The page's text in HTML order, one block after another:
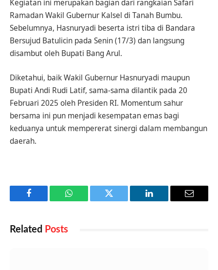
Kegiatan ini merupakan bagian dari rangkaian Safari
Ramadan Wakil Gubernur Kalsel di Tanah Bumbu.
Sebelumnya, Hasnuryadi beserta istri tiba di Bandara
Bersujud Batulicin pada Senin (17/3) dan langsung
disambut oleh Bupati Bang Arul.
Diketahui, baik Wakil Gubernur Hasnuryadi maupun
Bupati Andi Rudi Latif, sama-sama dilantik pada 20
Februari 2025 oleh Presiden RI. Momentum sahur
bersama ini pun menjadi kesempatan emas bagi
keduanya untuk mempererat sinergi dalam membangun
daerah.
Facebook WhatsApp Twitter LinkedIn Email
Related Posts